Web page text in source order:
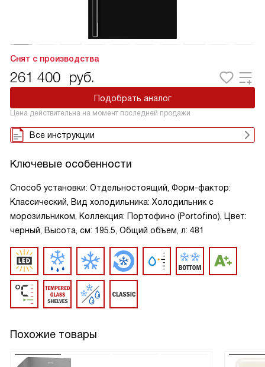
Снят с производства
261 400 руб.
Подобрать аналог
Цена действительна на момент последней продажи
Все инструкции
Ключевые особенности
Способ установки: Отдельностоящий, Форм-фактор:
Классический, Вид холодильника: Холодильник с
морозильником, Коллекция: Портофино (Portofino), Цвет:
черный, Высота, см: 195.5, Общий объем, л: 481
Похожие товары